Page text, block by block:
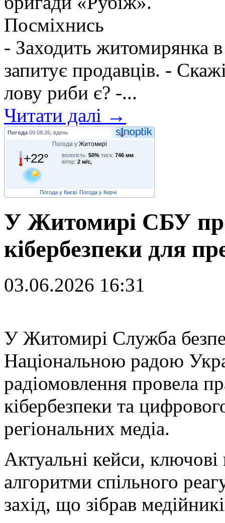
Посміхнись
- Заходить житомирянка
запитує продавців. -
лову риби є? -...
Читати далі →
Погода 09.08.26, вдень
Погода у Житомирі
+22° вологість: 50% тиск: 746 мм
вітер: 2 м/с,
Погода у Києві Погода у Керчі
У Житомирі СБУ
кібербезпеки для
03.06.2026 16:31
У Житомирі Служба
Національною радою
радіомовлення провела
кібербезпеки та
регіональних медіа.
Актуальні кейси,
алгоритми спільного
захід, що зібрав